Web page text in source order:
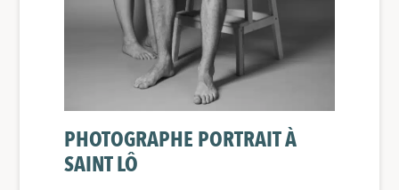
PHOTOGRAPHE PORTRAIT À
SAINT LÔ